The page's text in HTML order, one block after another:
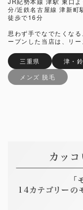
分/近鉄名古屋線 津新町
徒歩で16分
思わず手でなでたくな
ープンした当店は、リ
三重県 津・
メンズ 脱毛